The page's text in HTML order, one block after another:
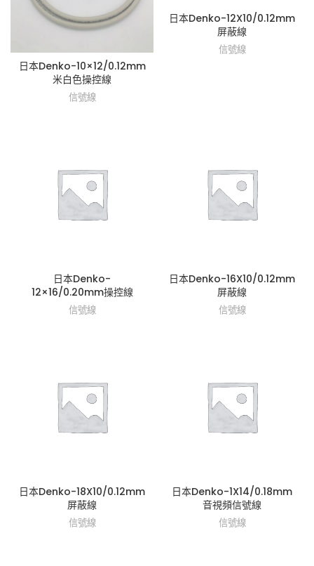
日本Denko-10×12/0.12mm
米白色操控線
信號線
日本Denko-12X10/0.12mm
屏蔽線
信號線
日本Denko-
12×16/0.20mm操控線
信號線
日本Denko-16X10/0.12mm
屏蔽線
信號線
日本Denko-18X10/0.12mm
屏蔽線
信號線
日本Denko-1X14/0.18mm
音視頻信號線
信號線